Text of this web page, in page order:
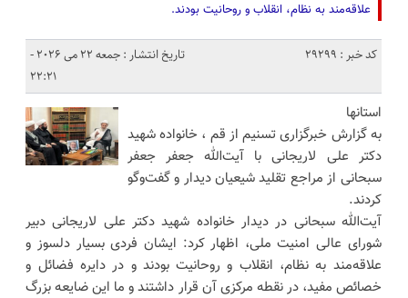
علاقه‌مند به نظام، انقلاب و روحانیت بودند.
کد خبر : 29299
تاریخ انتشار : جمعه 22 می 2026 -
22:21
استانها
به گزارش خبرگزاری تسنیم از قم ، خانواده شهید
دکتر علی لاریجانی با آیت‌الله جعفر جعفر
سبحانی از مراجع تقلید شیعیان دیدار و گفت‌وگو
کردند.
آیت‌الله سبحانی در دیدار خانواده شهید دکتر علی لاریجانی دبیر
شورای عالی امنیت ملی، اظهار کرد: ایشان فردی بسیار دلسوز و
علاقه‌مند به نظام، انقلاب و روحانیت بودند و در دایره فضائل و
خصائص مفید، در نقطه مرکزی آن قرار داشتند و ما این ضایعه بزرگ